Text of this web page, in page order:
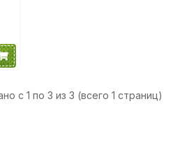
с 1 по 3 из 3 (всего 1 страниц)